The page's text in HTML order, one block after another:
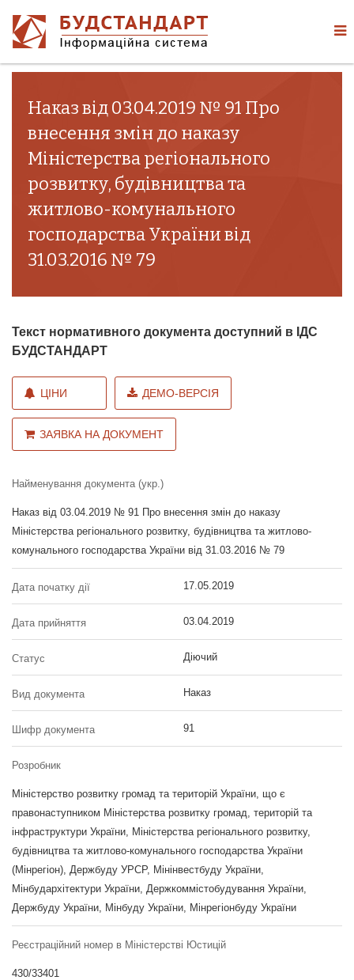
Наказ від 03.04.2019 № 91 Про
внесення змін до наказу
Міністерства регіонального
розвитку, будівництва та
житлово-комунального
господарства України від
31.03.2016 № 79
Текст нормативного документа доступний в ІДС
БУДСТАНДАРТ
ЦІНИ ДЕМО-ВЕРСІЯ
ЗАЯВКА НА ДОКУМЕНТ
Найменування документа (укр.)
Наказ від 03.04.2019 № 91 Про внесення змін до наказу
Міністерства регіонального розвитку, будівництва та житлово-
комунального господарства України від 31.03.2016 № 79
Дата початку дії 17.05.2019
Дата прийняття 03.04.2019
Статус Діючий
Вид документа Наказ
Шифр документа 91
Розробник
Міністерство розвитку громад та територій України, що є
правонаступником Міністерства розвитку громад, територій та
інфраструктури України, Міністерства регіонального розвитку,
будівництва та житлово-комунального господарства України
(Мінрегіон), Держбуду УРСР, Мінінвестбуду України,
Мінбудархітектури України, Держкоммістобудування України,
Держбуду України, Мінбуду України, Мінрегіонбуду України
Реєстраційний номер в Міністерстві Юстицій
430/33401